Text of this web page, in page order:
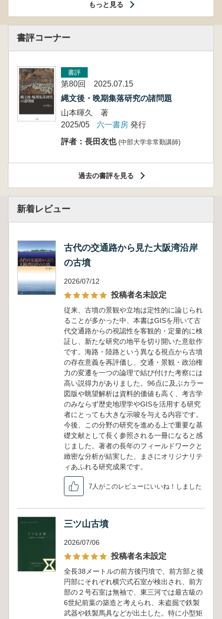
もっと見る
書評コーナー
書評
第80回 2025.07.15
縄文後・晩期集落研究の諸問題
山本暉久 著
2025/05
六一書房 発行
評者：長田友也 (中部大学非常勤講師)
過去の書評を見る
新着レビュー
古代の交通路から見た大阪湾沿岸
の古墳
2026/07/12
投稿者名未設定
従来、古墳の景観や立地は定性的に論じられ
ることが多かった中、本書はGISを用いて古
代交通路からの視認性を客観的・定量的に検
証し、新たな研究の地平を切り開いた意欲作
です。海路・陸路という異なる視点から古墳
の存在意義を再評価し、交通・景観・政治権
力の変遷を一つの論理で結び付けた考察には
高い説得力がありました。96点に及ぶカラー
図版や眺望解析は資料的価値も高く、考古学
のみならず歴史地理学やGISを活用する研究
者にとっても大きな示唆を与える内容です。
今後、この分野の研究を進める上で重要な基
礎文献として長く参照される一冊になると感
じました。著者の長年のフィールドワークと
緻密な分析が結実した、まさにオリジナリテ
ィあふれる研究成果です。
7人がこのレビューにいいね！しました
三ツ山古墳
2026/07/06
投稿者名未設定
全長38メートルの前方後円墳で、前方部と後
円部にそれぞれ横穴式石室が検出され、前方
部の２号石室は無袖で、東三河では最古級の
6世紀前葉の築造と考えられ、未盗掘で鉄製
武器や鉄製馬具などが出土した。特に小型矩